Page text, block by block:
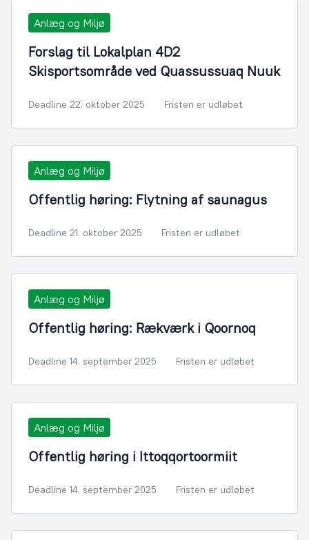
Anlæg og Miljø
Forslag til Lokalplan 4D2
Skisportsområde ved Quassussuaq Nuuk
Deadline 22. oktober 2025 Fristen er udløbet
Anlæg og Miljø
Offentlig høring: Flytning af saunagus
Deadline 21. oktober 2025 Fristen er udløbet
Anlæg og Miljø
Offentlig høring: Rækværk i Qoornoq
Deadline 14. september 2025 Fristen er udløbet
Anlæg og Miljø
Offentlig høring i Ittoqqortoormiit
Deadline 14. september 2025 Fristen er udløbet